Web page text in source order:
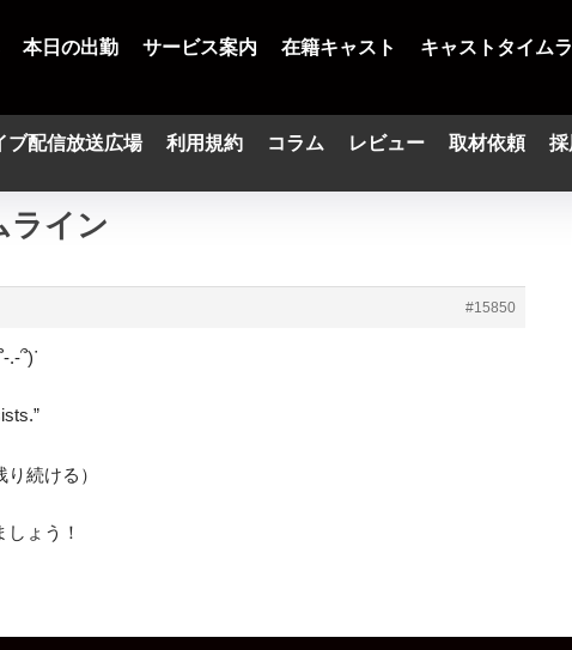
本日の出勤 サービス案内 在籍キャスト キャストタイム
ブ配信放送広場 利用規約 コラム レビュー 取材依頼 採
ライン
#15850
՞)ᐝ
り続ける）
ょう！